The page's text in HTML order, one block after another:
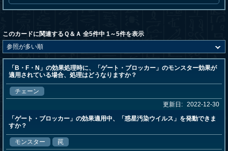
このカードに関連するＱ＆Ａ 全5件中 1～5件を表示
「B・F・N」の効果処理時に、「ゲート・ブロッカー」のモンスター効果が
適用されている場合、処理はどうなりますか？
チェーン
更新日: 2022-12-30
「ゲート・ブロッカー」の効果適用中、「惑星汚染ウイルス」を発動できま
すか？
モンスター
罠